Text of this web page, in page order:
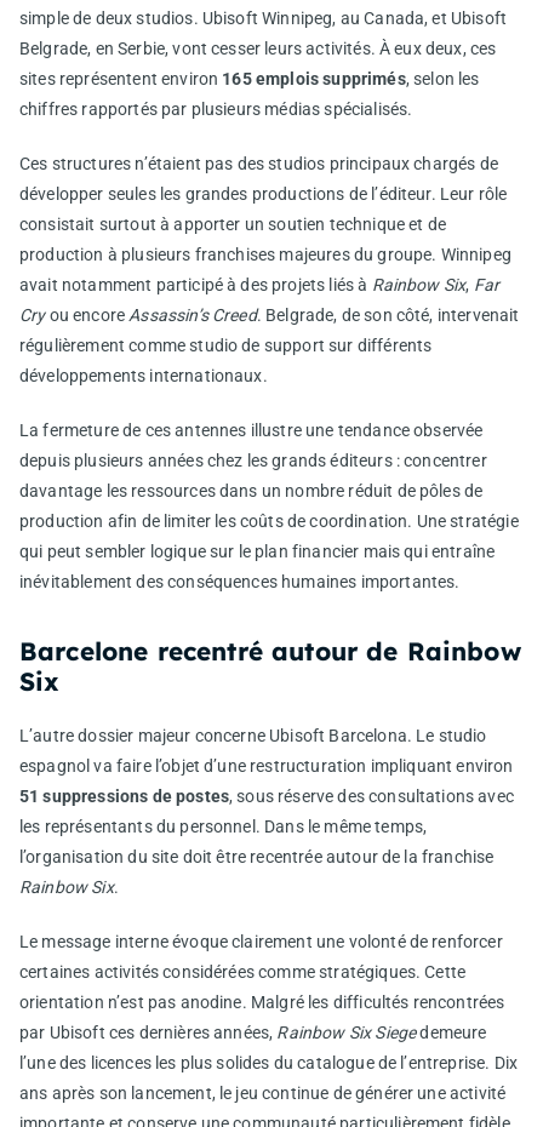
simple de deux studios. Ubisoft Winnipeg, au Canada, et Ubisoft
Belgrade, en Serbie, vont cesser leurs activités. À eux deux, ces
sites représentent environ 165 emplois supprimés, selon les
chiffres rapportés par plusieurs médias spécialisés.
Ces structures n’étaient pas des studios principaux chargés de
développer seules les grandes productions de l’éditeur. Leur rôle
consistait surtout à apporter un soutien technique et de
production à plusieurs franchises majeures du groupe. Winnipeg
avait notamment participé à des projets liés à Rainbow Six, Far
Cryou encoreAssassin’s Creed. Belgrade, de son côté, intervenait
régulièrement comme studio de support sur différents
développements internationaux.
La fermeture de ces antennes illustre une tendance observée
depuis plusieurs années chez les grands éditeurs : concentrer
davantage les ressources dans un nombre réduit de pôles de
production afin de limiter les coûts de coordination. Une stratégie
qui peut sembler logique sur le plan financier mais qui entraîne
inévitablement des conséquences humaines importantes.
Barcelone recentré autour de Rainbow
Six
L’autre dossier majeur concerne Ubisoft Barcelona. Le studio
espagnol va faire l’objet d’une restructuration impliquant environ
51 suppressions de postes, sous réserve des consultations avec
les représentants du personnel. Dans le même temps,
l’organisation du site doit être recentrée autour de la franchise
Rainbow Six.
Le message interne évoque clairement une volonté de renforcer
certaines activités considérées comme stratégiques. Cette
orientation n’est pas anodine. Malgré les difficultés rencontrées
par Ubisoft ces dernières années, Rainbow Six Siegedemeure
l’une des licences les plus solides du catalogue de l’entreprise. Dix
ans après son lancement, le jeu continue de générer une activité